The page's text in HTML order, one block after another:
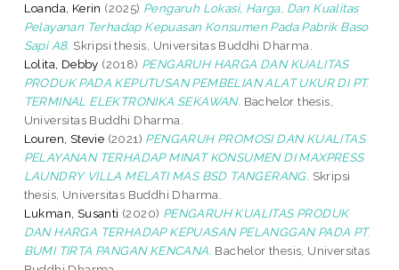
Loanda, Kerin (2025) Pengaruh Lokasi, Harga, Dan Kualitas
Pelayanan Terhadap Kepuasan Konsumen Pada Pabrik Baso
Sapi A8. Skripsi thesis, Universitas Buddhi Dharma.
Lolita, Debby (2018) PENGARUH HARGA DAN KUALITAS
PRODUK PADA KEPUTUSAN PEMBELIAN ALAT UKUR DI PT.
TERMINAL ELEKTRONIKA SEKAWAN. Bachelor thesis,
Universitas Buddhi Dharma.
Louren, Stevie (2021) PENGARUH PROMOSI DAN KUALITAS
PELAYANAN TERHADAP MINAT KONSUMEN DI MAXPRESS
LAUNDRY VILLA MELATI MAS BSD TANGERANG. Skripsi
thesis, Universitas Buddhi Dharma.
Lukman, Susanti (2020) PENGARUH KUALITAS PRODUK
DAN HARGA TERHADAP KEPUASAN PELANGGAN PADA PT.
BUMI TIRTA PANGAN KENCANA. Bachelor thesis, Universitas